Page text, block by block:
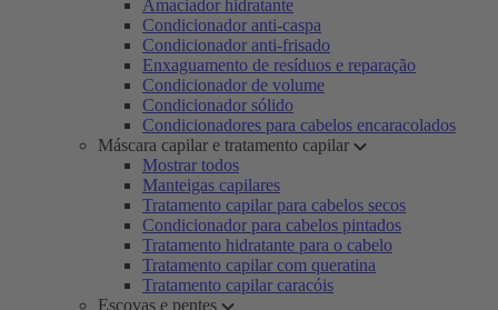
Amaciador hidratante
Condicionador anti-caspa
Condicionador anti-frisado
Enxaguamento de resíduos e reparação
Condicionador de volume
Condicionador sólido
Condicionadores para cabelos encaracolados
Máscara capilar e tratamento capilar
Mostrar todos
Manteigas capilares
Tratamento capilar para cabelos secos
Condicionador para cabelos pintados
Tratamento hidratante para o cabelo
Tratamento capilar com queratina
Tratamento capilar caracóis
Escovas e pentes